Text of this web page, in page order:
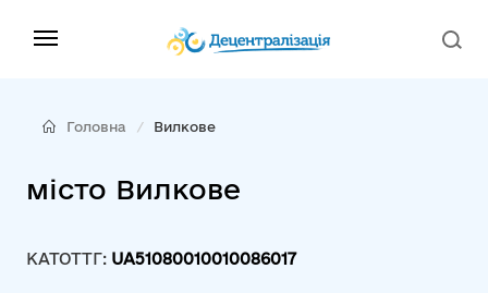
Головна Вилкове
місто Вилкове
КАТОТТГ: UA51080010010086017